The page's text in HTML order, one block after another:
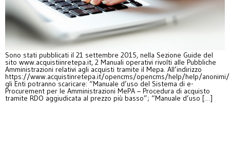
Sono stati pubblicati il 21 settembre 2015, nella Sezione Guide del
sito www.acquistiinretepa.it, 2 Manuali operativi rivolti alle Pubbliche
Amministrazioni relativi agli acquisti tramite il Mepa. All’indirizzo
https://www.acquistinretepa.it/opencms/opencms/help/help/
gli Enti potranno scaricare: “Manuale d’uso del Sistema di e-
Procurement per le Amministrazioni MePA – Procedura di acquisto
tramite RDO aggiudicata al prezzo più basso”; “Manuale d’uso […]